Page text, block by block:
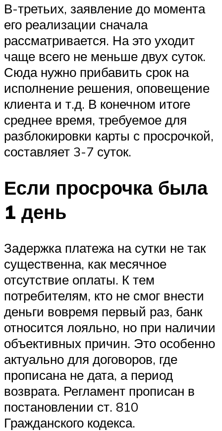
В-третьих, заявление до момента
его реализации сначала
рассматривается. На это уходит
чаще всего не меньше двух суток.
Сюда нужно прибавить срок на
исполнение решения, оповещение
клиента и т.д. В конечном итоге
среднее время, требуемое для
разблокировки карты с просрочкой,
составляет 3-7 суток.
Если просрочка была
1 день
Задержка платежа на сутки не так
существенна, как месячное
отсутствие оплаты. К тем
потребителям, кто не смог внести
деньги вовремя первый раз, банк
относится лояльно, но при наличии
объективных причин. Это особенно
актуально для договоров, где
прописана не дата, а период
возврата. Регламент прописан в
постановлении ст. 810
Гражданского кодекса.